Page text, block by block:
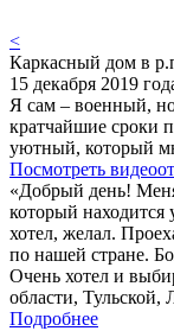
<
Каркасный дом в
15 декабря 2019
Я сам – военный,
кратчайшие сроки
уютный, который
Посмотреть
«Добрый день!
который находится
хотел, желал.
по нашей стране.
Очень хотел и
области,
Подробнее